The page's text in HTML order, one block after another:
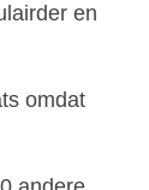
en
omdat